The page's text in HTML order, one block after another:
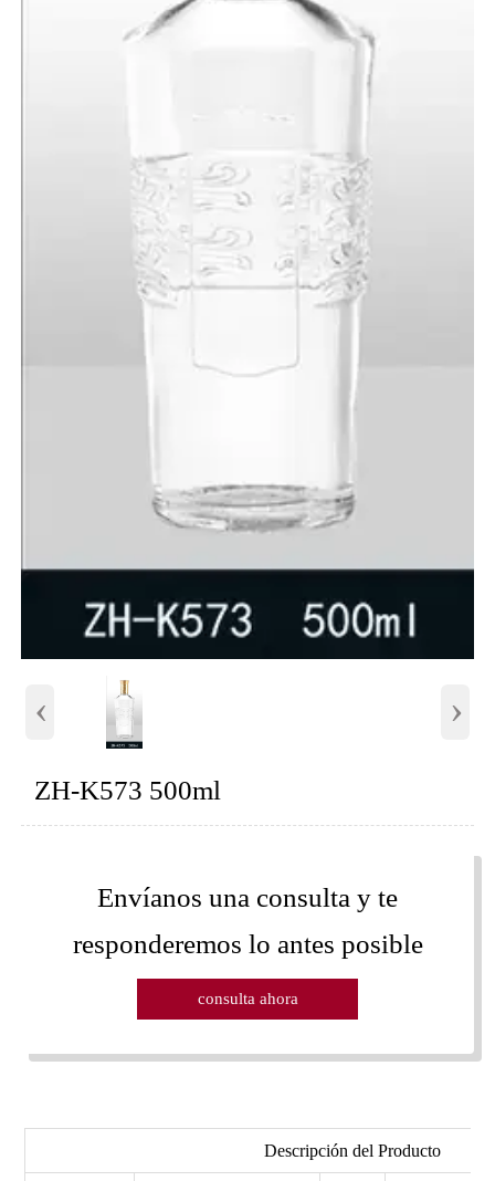
‹ ›
ZH-K573 500ml
Envíanos una consulta y te
responderemos lo antes posible
consulta ahora
Descripción del Producto